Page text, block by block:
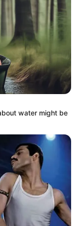
water might be